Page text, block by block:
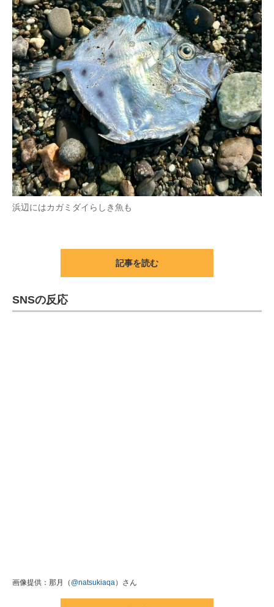
浜辺にはカガミダイらしき魚も
記事を読む
SNSの反応
画像提供：那月（ @natsukiaqa）さん